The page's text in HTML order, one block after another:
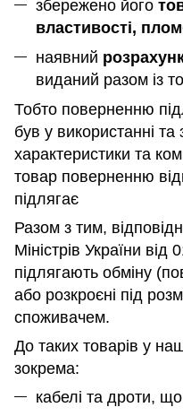
збережено його
властивості,
наявний
виданий разом із
Тобто поверненню
був у використанні та
характеристики та
товар поверненню
підлягає
Разом з тим,
Міністрів України
підлягають обміну
або розкроєні під
споживачем.
До таких товарів у
зокрема:
кабелі та дроти,